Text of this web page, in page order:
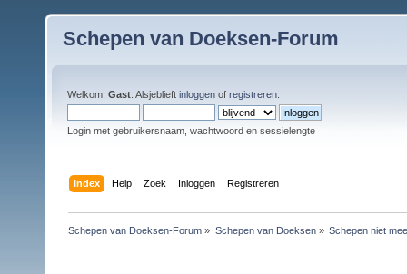
Schepen van Doeksen-Forum
Welkom, Gast . Alsjeblieft inloggen of registreren
Login met gebruikersnaam, wachtwoord en sessielengte
Index Help Zoek Inloggen Registreren
Schepen van Doeksen-Forum » Schepen van Doeksen» Schepen niet